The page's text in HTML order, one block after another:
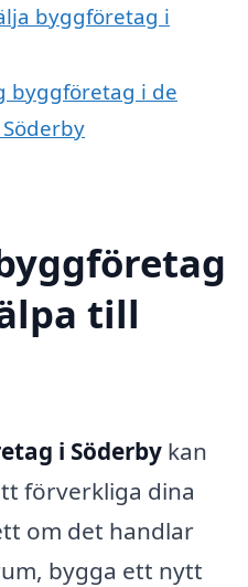
byggföretag i
byggföretag i de
till
i Söderby kan
förverkliga dina
om det handlar
bygga ett nytt